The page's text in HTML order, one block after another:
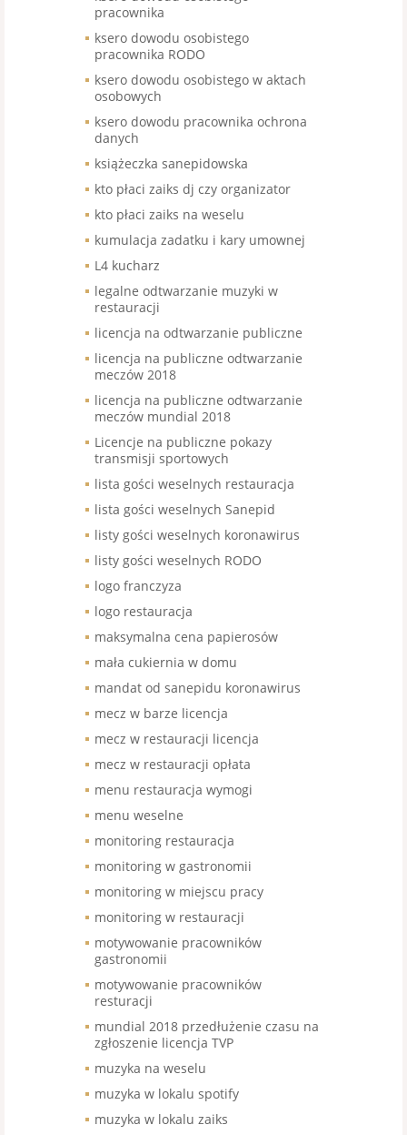
pracownika
ksero dowodu osobistego
pracownika RODO
ksero dowodu osobistego w aktach
osobowych
ksero dowodu pracownika ochrona
danych
książeczka sanepidowska
kto płaci zaiks dj czy organizator
kto płaci zaiks na weselu
kumulacja zadatku i kary umownej
L4 kucharz
legalne odtwarzanie muzyki w
restauracji
licencja na odtwarzanie publiczne
licencja na publiczne odtwarzanie
meczów 2018
licencja na publiczne odtwarzanie
meczów mundial 2018
Licencje na publiczne pokazy
transmisji sportowych
lista gości weselnych restauracja
lista gości weselnych Sanepid
listy gości weselnych koronawirus
listy gości weselnych RODO
logo franczyza
logo restauracja
maksymalna cena papierosów
mała cukiernia w domu
mandat od sanepidu koronawirus
mecz w barze licencja
mecz w restauracji licencja
mecz w restauracji opłata
menu restauracja wymogi
menu weselne
monitoring restauracja
monitoring w gastronomii
monitoring w miejscu pracy
monitoring w restauracji
motywowanie pracowników
gastronomii
motywowanie pracowników
resturacji
mundial 2018 przedłużenie czasu na
zgłoszenie licencja TVP
muzyka na weselu
muzyka w lokalu spotify
muzyka w lokalu zaiks